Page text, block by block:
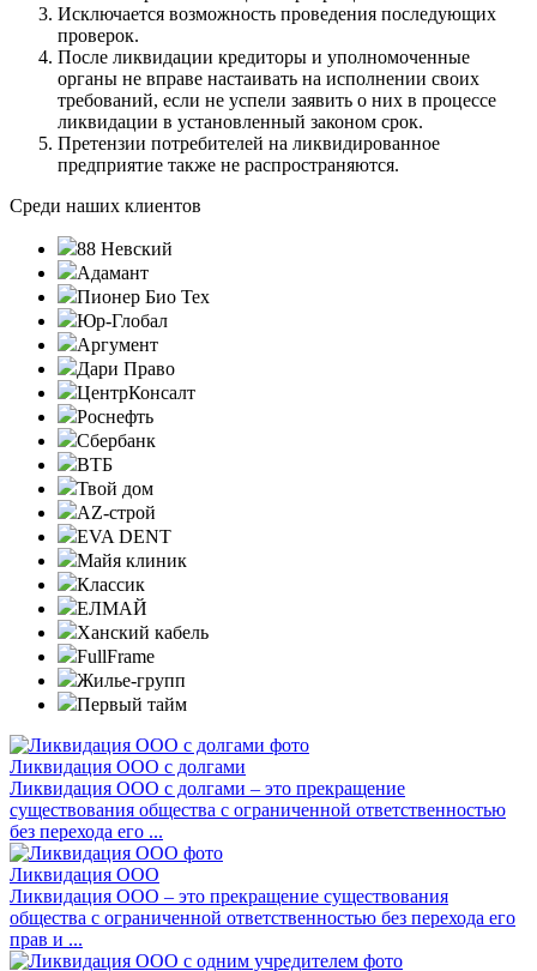
Исключается возможность проведения последующих
проверок.
После ликвидации кредиторы и уполномоченные
органы не вправе настаивать на исполнении своих
требований, если не успели заявить о них в процессе
ликвидации в установленный законом срок.
Претензии потребителей на ликвидированное
предприятие также не распространяются.
Среди наших клиентов
88 Невский
Адамант
Пионер Био Тех
Юр-Глобал
Аргумент
Дари Право
ЦентрКонсалт
Роснефть
Сбербанк
ВТБ
Твой дом
AZ-строй
EVA DENT
Майя клиник
Классик
ЕЛМАЙ
Ханский кабель
FullFrame
Жилье-групп
Первый тайм
Ликвидация ООО с долгами
Ликвидация ООО с долгами – это прекращение
существования общества с ограниченной ответственностью
без перехода его ...
Ликвидация ООО
Ликвидация ООО – это прекращение существования
общества с ограниченной ответственностью без перехода его
прав и ...